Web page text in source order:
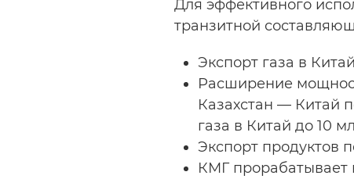
Для эффективного
транзитной
Экспорт газа в Китай
Расширение
Казахстан — Китай
газа в Китай до 10
Экспорт продуктов
КМГ прорабатывает